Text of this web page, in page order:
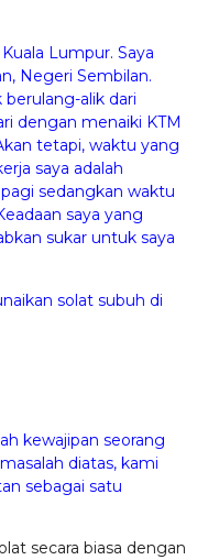
Lumpur. Saya
Negeri Sembilan.
alik dari
dengan menaiki KTM
tetapi, waktu yang
saya adalah
sedangkan waktu
saya yang
sukar untuk saya
solat subuh di
kewajipan seorang
diatas, kami
sebagai satu
secara biasa dengan